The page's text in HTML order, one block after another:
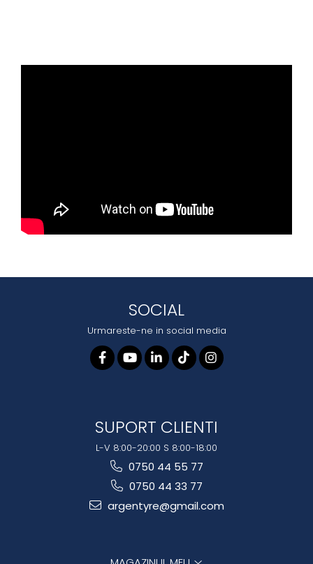
SOCIAL
Urmareste-ne in social media
SUPORT CLIENTI
L-V 8:00-20:00 S 8:00-18:00
0750 44 55 77
0750 44 33 77
argentyre@gmail.com